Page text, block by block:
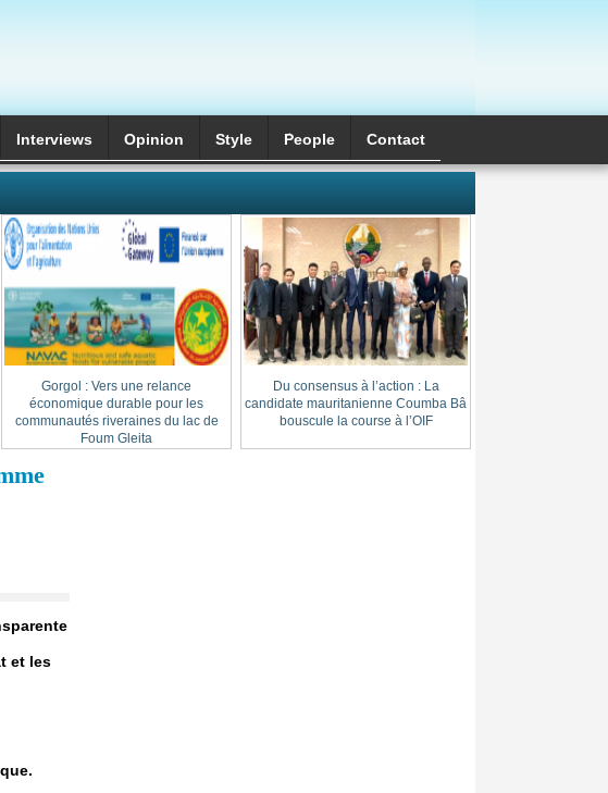
Interviews Opinion Style َPeople Contact
Du consensus à l’action : La
candidate mauritanienne Coumba Bâ
bouscule la course à l’OIF
Gorgol : Vers une relance
économique durable pour les
communautés riveraines du lac de
Foum Gleita
et les